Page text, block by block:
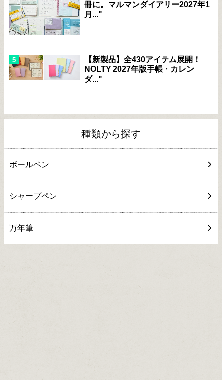
冊に。マルマンダイアリー2027年1
月..."
【新製品】全430アイテム展開！
NOLTY 2027年版手帳・カレン
ダ..."
種類から探す
ボールペン
シャープペン
万年筆